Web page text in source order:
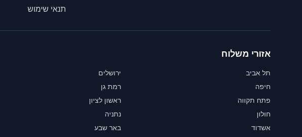
תנאי שימוש
אזורי משלוח
תל אביב
ירושלים
חיפה
רמת גן
פתח תקווה
ראשון לציון
חולון
נתניה
אשדוד
באר שבע